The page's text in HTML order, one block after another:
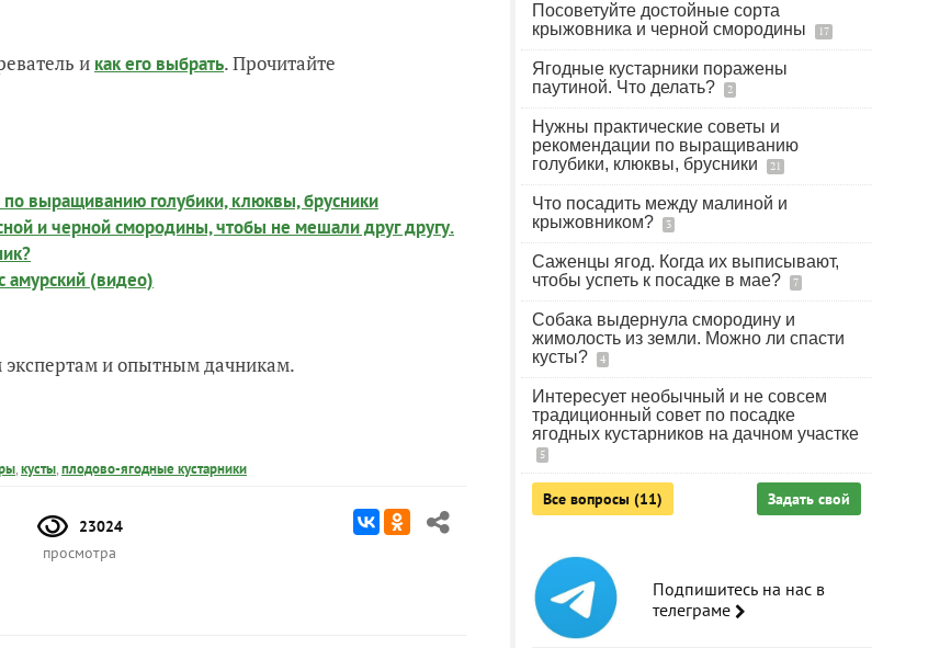
и как его выбрать. Прочитайте
выращиванию голубики, клюквы, брусники
и черной смородины, чтобы не мешали друг другу.
амурский (видео)
экспертам и опытным дачникам.
,кусты,плодово-ягодные кустарники
23024
просмотра
Посоветуйте достойные сорта
крыжовника и черной смородины
17
Ягодные кустарники поражены
паутиной. Что делать?
2
Нужны практические советы и
рекомендации по выращиванию
голубики, клюквы, брусники
21
Что посадить между малиной и
крыжовником?
3
Саженцы ягод. Когда их выписывают,
чтобы успеть к посадке в мае?
7
Собака выдернула смородину и
жимолость из земли. Можно ли спасти
кусты?
4
Интересует необычный и не совсем
традиционный совет по посадке
ягодных кустарников на дачном участке
5
Все вопросы (11) Задать свой
Подпишитесь на нас в
телеграме